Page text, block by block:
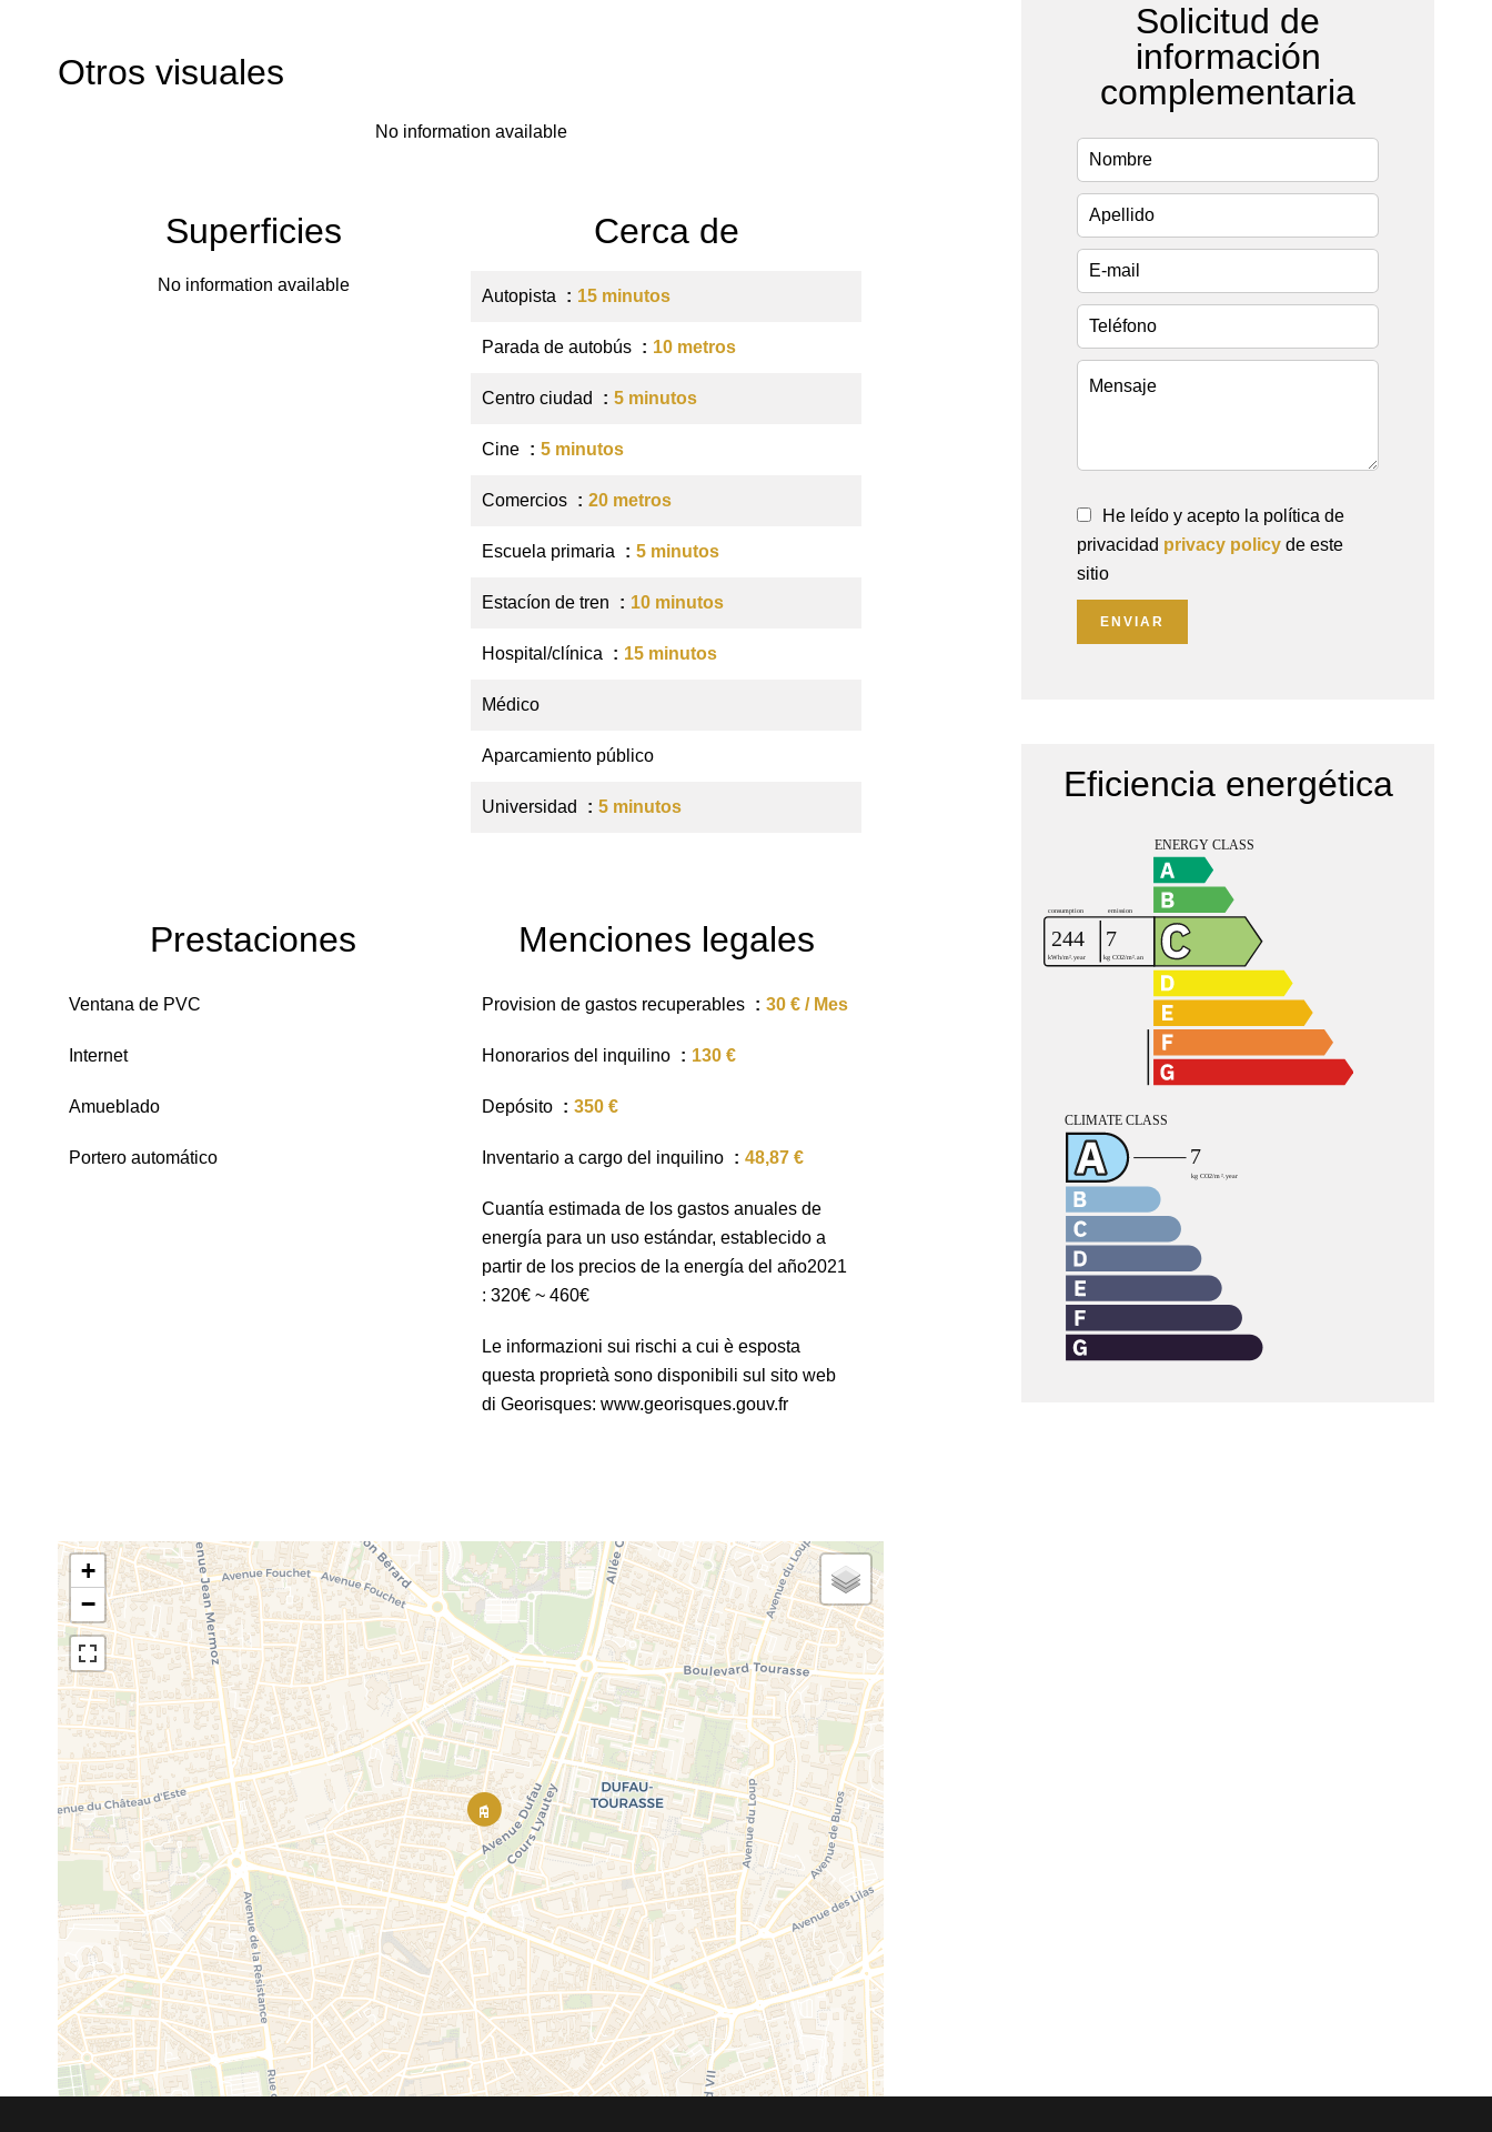
Otros visuales
No information available
Superficies
No information available
Cerca de
Autopista 15 minutos
Parada de autobús 10 metros
Centro ciudad 5 minutos
Cine 5 minutos
Comercios 20 metros
Escuela primaria 5 minutos
Estacíon de tren 10 minutos
Hospital/clínica 15 minutos
Médico
Aparcamiento público
Universidad 5 minutos
Prestaciones
Ventana de PVC
Internet
Amueblado
Portero automático
Menciones legales
Provision de gastos recuperables 30 € / Mes
Honorarios del inquilino 130 €
Depósito 350 €
Inventario a cargo del inquilino 48,87 €
Cuantía estimada de los gastos anuales de
energía para un uso estándar, establecido a
partir de los precios de la energía del año2021
: 320€ ~ 460€
Le informazioni sui rischi a cui è esposta
questa proprietà sono disponibili sul sito web
di Georisques: www.georisques.gouv.fr
+
−
Solicitud de
información
complementaria
He leído y acepto la política de
privacidad privacy policy de este
sitio
ENVIAR
Eficiencia energética